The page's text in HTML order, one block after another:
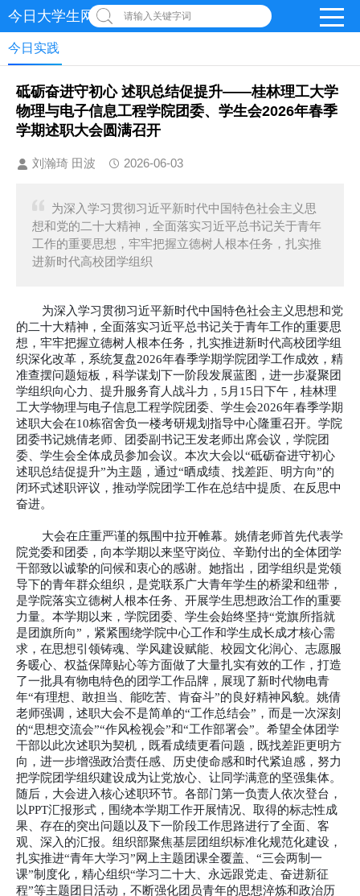
今日大学生网-【官网】请输入关键字词
今日实践
砥砺奋进守初心 述职总结促提升——桂林理工大学
物理与电子信息工程学院团委、学生会2026年春季
学期述职大会圆满召开
刘瀚琦 田波 2026-06-03
为深入学习贯彻习近平新时代中国特色社会主义思
想和党的二十大精神，全面落实习近平总书记关于青年
工作的重要思想，牢牢把握立德树人根本任务，扎实推
进新时代高校团学组织
为深入学习贯彻习近平新时代中国特色社会主义思想和党
的二十大精神，全面落实习近平总书记关于青年工作的重要思
想，牢牢把握立德树人根本任务，扎实推进新时代高校团学组
织深化改革，系统复盘2026年春季学期学院团学工作成效，精
准查摆问题短板，科学谋划下一阶段发展蓝图，进一步凝聚团
学组织向心力、提升服务育人战斗力，5月15日下午，桂林理
工大学物理与电子信息工程学院团委、学生会2026年春季学期
述职大会在10栋宿舍负一楼考研规划指导中心隆重召开。学院
团委书记姚倩老师、团委副书记王发老师出席会议，学院团
委、学生会全体成员参加会议。本次大会以“砥砺奋进守初心
述职总结促提升”为主题，通过“晒成绩、找差距、明方向”的
闭环式述职评议，推动学院团学工作在总结中提质、在反思中
奋进。
大会在庄重严谨的氛围中拉开帷幕。姚倩老师首先代表学
院党委和团委，向本学期以来坚守岗位、辛勤付出的全体团学
干部致以诚挚的问候和衷心的感谢。她指出，团学组织是党领
导下的青年群众组织，是党联系广大青年学生的桥梁和纽带，
是学院落实立德树人根本任务、开展学生思想政治工作的重要
力量。本学期以来，学院团委、学生会始终坚持“党旗所指就
是团旗所向”，紧紧围绕学院中心工作和学生成长成才核心需
求，在思想引领铸魂、学风建设赋能、校园文化润心、志愿服
务暖心、权益保障贴心等方面做了大量扎实有效的工作，打造
了一批具有物电特色的团学工作品牌，展现了新时代物电青
年“有理想、敢担当、能吃苦、肯奋斗”的良好精神风貌。姚倩
老师强调，述职大会不是简单的“工作总结会”，而是一次深刻
的“思想交流会”“作风检视会”和“工作部署会”。希望全体团学
干部以此次述职为契机，既看成绩更看问题，既找差距更明方
向，进一步增强政治责任感、历史使命感和时代紧迫感，努力
把学院团学组织建设成为让党放心、让同学满意的坚强集体。
随后，大会进入核心述职环节。各部门第一负责人依次登台，
以PPT汇报形式，围绕本学期工作开展情况、取得的标志性成
果、存在的突出问题以及下一阶段工作思路进行了全面、客
观、深入的汇报。组织部聚焦基层团组织标准化规范化建设，
扎实推进“青年大学习”网上主题团课全覆盖、“三会两制一
课”制度化，精心组织“学习二十大、永远跟党走、奋进新征
程”等主题团日活动，不断强化团员青年的思想淬炼和政治历